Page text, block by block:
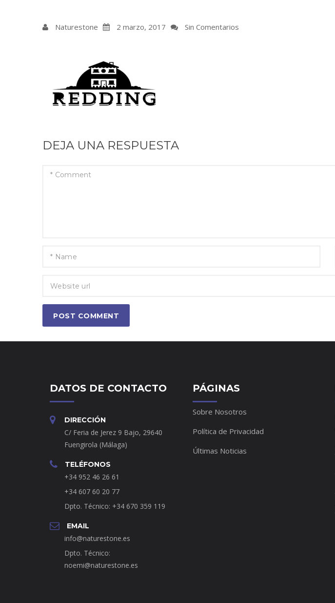
Naturestone 2 marzo, 2017 Sin Comentarios
DEJA UNA RESPUESTA
POST COMMENT
DATOS DE CONTACTO
DIRECCIÓN
C/ Feria de Jerez 9 Bajo, 29640
Fuengirola (Málaga)
TELÉFONOS
+34 952 46 26 61
+34 607 60 20 77
Dpto. Técnico: +34 670 359 119
EMAIL
info@naturestone.es
Dpto. Técnico:
noemi@naturestone.es
PÁGINAS
Sobre Nosotros
Política de Privacidad
Últimas Noticias